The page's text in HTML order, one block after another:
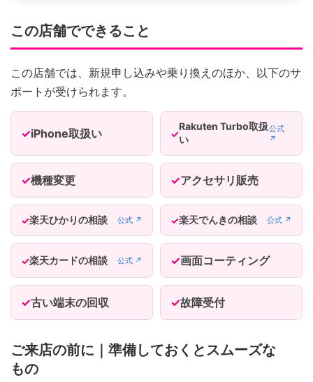
この店舗でできること
この店舗では、新規申し込みや乗り換えのほか、以下のサ
ポートが受けられます。
iPhone取扱い
Rakuten Turbo取扱
い
公式
↗
機種変更 アクセサリ販売
楽天ひかりの相談 公式 ↗ 楽天でんきの相談 公式 ↗
楽天カードの相談 公式 ↗ 画面コーティング
古い端末の回収 故障受付
ご来店の前に｜準備しておくとスムーズな
もの